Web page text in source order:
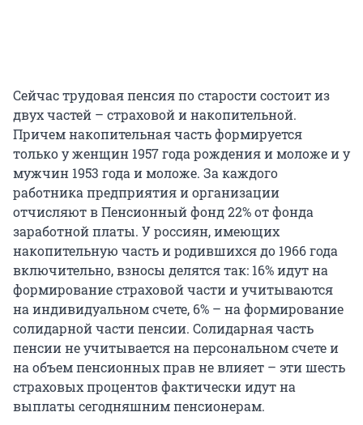
Сейчас трудовая пенсия по старости состоит из
двух частей – страховой и накопительной.
Причем накопительная часть формируется
только у женщин 1957 года рождения и моложе и у
мужчин 1953 года и моложе. За каждого
работника предприятия и организации
отчисляют в Пенсионный фонд 22% от фонда
заработной платы. У россиян, имеющих
накопительную часть и родившихся до 1966 года
включительно, взносы делятся так: 16% идут на
формирование страховой части и учитываются
на индивидуальном счете, 6% – на формирование
солидарной части пенсии. Солидарная часть
пенсии не учитывается на персональном счете и
на объем пенсионных прав не влияет – эти шесть
страховых процентов фактически идут на
выплаты сегодняшним пенсионерам.